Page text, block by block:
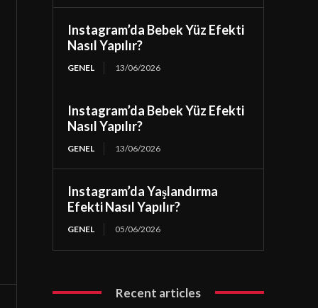
Instagram’da Bebek Yüz Efekti
Nasıl Yapılır?
GENEL 13/06/2026
Instagram’da Bebek Yüz Efekti
Nasıl Yapılır?
GENEL 13/06/2026
Instagram’da Yaşlandırma
Efekti Nasıl Yapılır?
GENEL 05/06/2026
Recent articles